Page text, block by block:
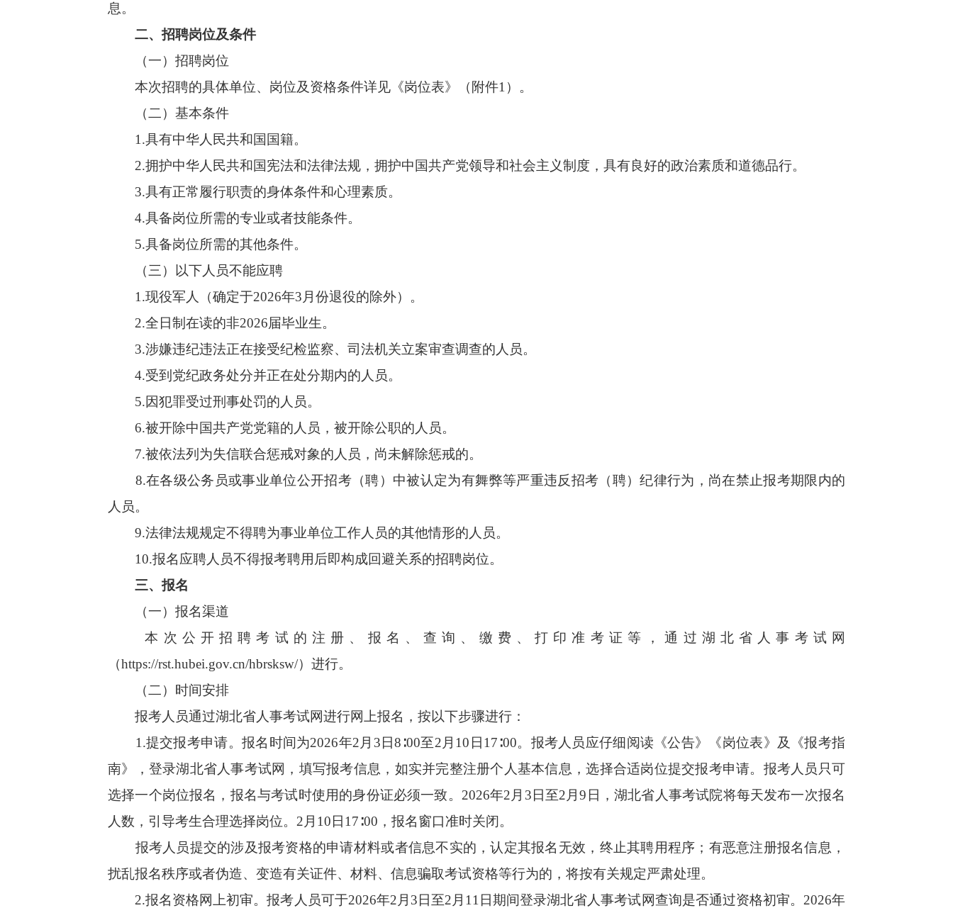
息。
二、招聘岗位及条件
（一）招聘岗位
本次招聘的具体单位、岗位及资格条件详见《岗位表》（附件1）。
（二）基本条件
1.具有中华人民共和国国籍。
2.拥护中华人民共和国宪法和法律法规，拥护中国共产党领导和社会主义制度，具有良好的政治素质和道德品行。
3.具有正常履行职责的身体条件和心理素质。
4.具备岗位所需的专业或者技能条件。
5.具备岗位所需的其他条件。
（三）以下人员不能应聘
1.现役军人（确定于2026年3月份退役的除外）。
2.全日制在读的非2026届毕业生。
3.涉嫌违纪违法正在接受纪检监察、司法机关立案审查调查的人员。
4.受到党纪政务处分并正在处分期内的人员。
5.因犯罪受过刑事处罚的人员。
6.被开除中国共产党党籍的人员，被开除公职的人员。
7.被依法列为失信联合惩戒对象的人员，尚未解除惩戒的。
8.在各级公务员或事业单位公开招考（聘）中被认定为有舞弊等严重违反招考（聘）纪律行为，尚在禁止报考期限内的
人员。
9.法律法规规定不得聘为事业单位工作人员的其他情形的人员。
10.报名应聘人员不得报考聘用后即构成回避关系的招聘岗位。
三、报名
（一）报名渠道
本次公开招聘考试的注册、报名、查询、缴费、打印准考证等，通过湖北省人事考试网
（https://rst.hubei.gov.cn/hbrsksw/）进行。
（二）时间安排
报考人员通过湖北省人事考试网进行网上报名，按以下步骤进行：
1.提交报考申请。报名时间为2026年2月3日8∶00至2月10日17∶00。报考人员应仔细阅读《公告》《岗位表》及《报考指
南》，登录湖北省人事考试网，填写报考信息，如实并完整注册个人基本信息，选择合适岗位提交报考申请。报考人员只可
选择一个岗位报名，报名与考试时使用的身份证必须一致。2026年2月3日至2月9日，湖北省人事考试院将每天发布一次报名
人数，引导考生合理选择岗位。2月10日17∶00，报名窗口准时关闭。
报考人员提交的涉及报考资格的申请材料或者信息不实的，认定其报名无效，终止其聘用程序；有恶意注册报名信息，
扰乱报名秩序或者伪造、变造有关证件、材料、信息骗取考试资格等行为的，将按有关规定严肃处理。
2.报名资格网上初审。报考人员可于2026年2月3日至2月11日期间登录湖北省人事考试网查询是否通过资格初审。2026年